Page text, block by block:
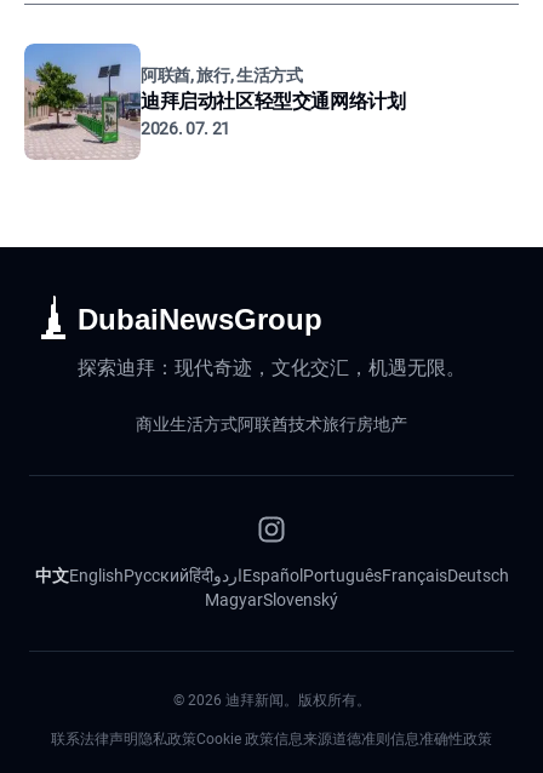
阿联酋, 旅行, 生活方式
迪拜启动社区轻型交通网络计划
2026. 07. 21
DubaiNewsGroup
探索迪拜：现代奇迹，文化交汇，机遇无限。
商业生活方式阿联酋技术旅行房地产
中文EnglishРусскийहिंदीاردوEspañol PortuguêsFrançaisDeutsch
MagyarSlovenský
© 2026 迪拜新闻。版权所有。
联系法律声明 隐私政策Cookie 政策信息来源道德准则 信息准确性政策